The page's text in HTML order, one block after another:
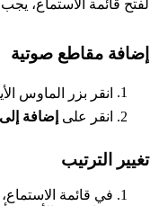
لفتح قائمة الاستماع،
إضافة مقاطع صوتية
انقر بزر الماوس
انقر على إضافة
تغيير الترتيب
في قائمة الاستماع،